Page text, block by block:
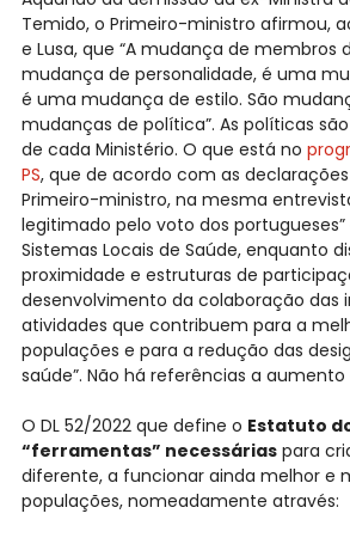
Temido, o Primeiro-ministro afirmou,
e Lusa, que “A mudança de membros
mudança de personalidade, é uma
é uma mudança de estilo. São
mudanças de política”. As políticas
de cada Ministério. O que está no
PS, que de acordo com as
Primeiro-ministro, na mesma
legitimado pelo voto dos
Sistemas Locais de Saúde, enquanto
proximidade e estruturas de
desenvolvimento da colaboração das
atividades que contribuem para a
populações e para a redução das
saúde”. Não há referências a aumento
O DL 52/2022 que define o Estatuto
“ferramentas” necessáriaspara
diferente, a funcionar ainda melhor e
populações, nomeadamente através: